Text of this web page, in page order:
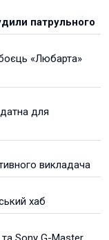
патрульного
«Любарта»
для
викладача
хаб